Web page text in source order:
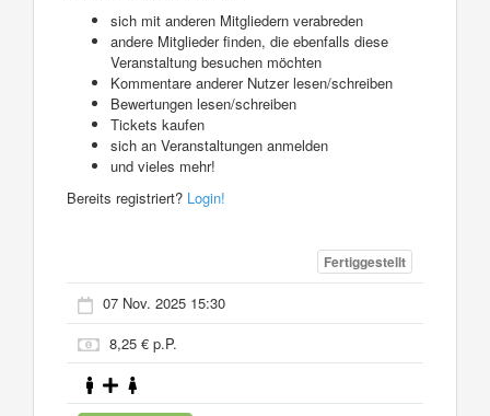
sich mit anderen Mitgliedern verabreden
andere Mitglieder finden, die ebenfalls diese
Veranstaltung besuchen möchten
Kommentare anderer Nutzer lesen/schreiben
Bewertungen lesen/schreiben
Tickets kaufen
sich an Veranstaltungen anmelden
und vieles mehr!
Bereits registriert? Login!
Fertiggestellt
07 Nov. 2025 15:30
8,25 € p.P.